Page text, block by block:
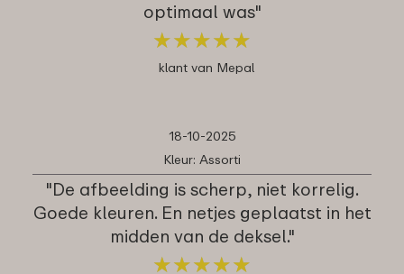
optimaal was"
★★★★★
★★★★★
klant van Mepal
18-10-2025
Kleur: Assorti
"De afbeelding is scherp, niet korrelig.
Goede kleuren. En netjes geplaatst in het
midden van de deksel."
★★★★★
★★★★★